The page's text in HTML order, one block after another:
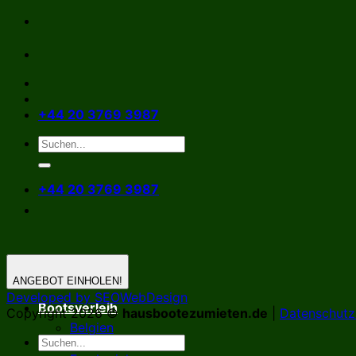
Zum
springen
+44 20 3769 3987
+44 20 3769 3987
Bootsverleih
Belgien
Deutschland
ANGEBOT EINHOLEN!
Developed by SEOWebDesign
Copyright 2026 © hausbootezumieten.de